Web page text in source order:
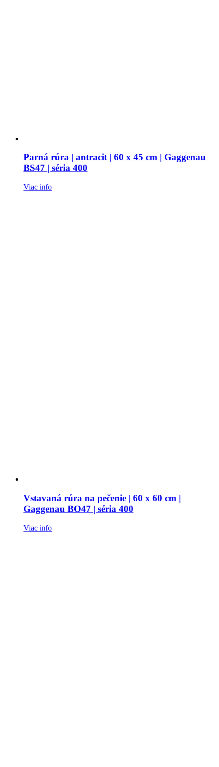
Parná rúra | antracit | 60 x 45 cm | Gaggenau
BS47 | séria 400
Viac info
Vstavaná rúra na pečenie | 60 x 60 cm |
Gaggenau BO47 | séria 400
Viac info